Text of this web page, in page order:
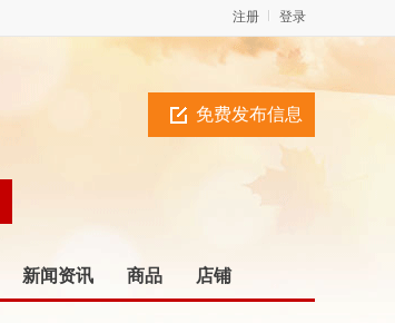
登录
注册
免费发布信息
新闻资讯 商品 店铺